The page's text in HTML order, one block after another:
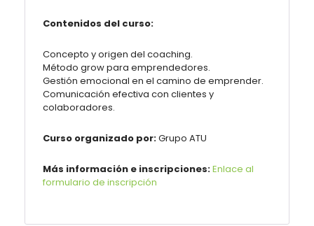
Contenidos del curso:
Concepto y origen del coaching.
Método grow para emprendedores.
Gestión emocional en el camino de emprender.
Comunicación efectiva con clientes y
colaboradores.
Curso organizado por:Grupo ATU
Más información e inscripciones:Enlace al
formulario de inscripción